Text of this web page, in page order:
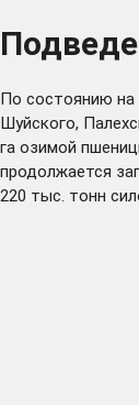
По состоянию на
Шуйского,
га озимой
продолжается
220 тыс. тонн